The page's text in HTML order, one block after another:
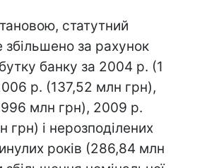
статутний
збільшено за рахунок
банку за 2004 р. (1
р. (137,52 млн грн),
млн грн), 2009 р.
грн) і нерозподілених
років (286,84 млн